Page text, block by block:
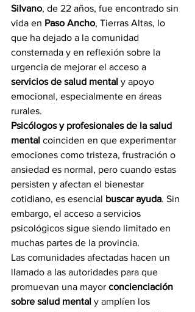
Silvano, de 22 años, fue encontrado sin
vida en Paso Ancho, Tierras Altas, lo
que ha dejado a la comunidad
consternada y en reflexión sobre la
urgencia de mejorar el acceso a
servicios de salud mental y apoyo
emocional, especialmente en áreas
rurales.
Psicólogos y profesionales de la salud
mental coinciden en que experimentar
emociones como tristeza, frustración o
ansiedad es normal, pero cuando estas
persisten y afectan el bienestar
cotidiano, es esencial buscar ayuda. Sin
embargo, el acceso a servicios
psicológicos sigue siendo limitado en
muchas partes de la provincia.
Las comunidades afectadas hacen un
llamado a las autoridades para que
promuevan una mayor concienciación
sobre salud mental y amplíen los